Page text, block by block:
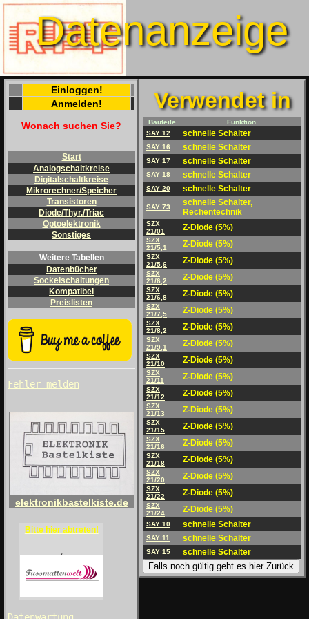
Datenanzeige
Einloggen!
Anmelden!
Wonach suchen Sie?
Start
Analogschaltkreise
Digitalschaltkreise
Mikrorechner/Speicher
Transistoren
Diode/Thyr./Triac
Optoelektronik
Sonstiges
Weitere Tabellen
Datenbücher
Sockelschaltungen
Kompatibel
Preislisten
Fehler melden
elektronikbastelkiste.de
Bitte hier abtreten!
;
Verwendet in
Bauteile
Funktion
SAY 12
schnelle Schalter
SAY 16 schnelle Schalter
SAY 17 schnelle Schalter
SAY 18 schnelle Schalter
SAY 20 schnelle Schalter
SAY 73
schnelle Schalter,
Rechentechnik
SZX
21/01
Z-Diode (5%)
SZX
21/5,1
Z-Diode (5%)
SZX
21/5,6
Z-Diode (5%)
SZX
21/6,2
Z-Diode (5%)
SZX
21/6,8
Z-Diode (5%)
SZX
21/7,5
Z-Diode (5%)
SZX
21/8,2
Z-Diode (5%)
SZX
21/9,1
Z-Diode (5%)
SZX
21/10
Z-Diode (5%)
SZX
21/11
Z-Diode (5%)
SZX
21/12
Z-Diode (5%)
SZX
21/13
Z-Diode (5%)
SZX
21/15
Z-Diode (5%)
SZX
21/16
Z-Diode (5%)
SZX
21/18
Z-Diode (5%)
SZX
21/20
Z-Diode (5%)
SZX
21/22
Z-Diode (5%)
SZX
21/24
Z-Diode (5%)
SAY 10 schnelle Schalter
SAY 11 schnelle Schalter
SAY 15 schnelle Schalter
Falls noch gültig geht es hier Zurück